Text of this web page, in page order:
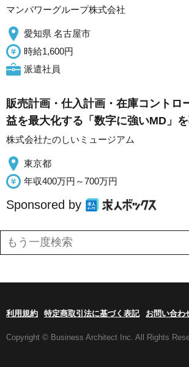
マンパワーグループ株式会社
愛知県 名古屋市
時給1,600円
派遣社員
販売計画・仕入計画・在庫コントロ
益を最大化する「数字に強いMD」
株式会社たのしいミュージアム
東京都
年収400万円～700万円
Sponsored by
利用規約 特定商取引法に基づく表記 お問い合わ
Copyright © Business Architect Inc. All Rights